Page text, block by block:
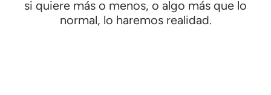
si quiere más o menos, o algo más que lo
normal, lo haremos realidad.